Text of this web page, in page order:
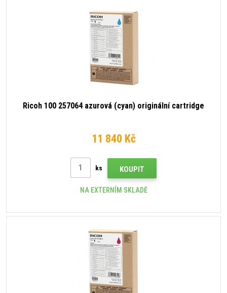
Ricoh 100 257064 azurová (cyan) originální cartridge
11 840 Kč
ks KOUPIT
NA EXTERNÍM SKLADĚ